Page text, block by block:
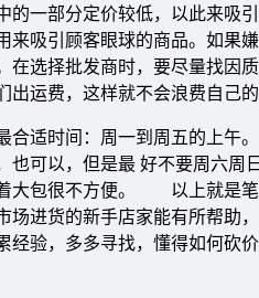
的一部分定价较低，以此来吸
来吸引顾客眼球的商品。如果
在选择批发商时，要尽量找因
出运费，这样就不会浪费自己
合适时间：周一到周五的上午
也可以，但是最 好不要周六周
大包很不方便。 以上就是笔
场进货的新手店家能有所帮助
经验，多多寻找，懂得如何砍